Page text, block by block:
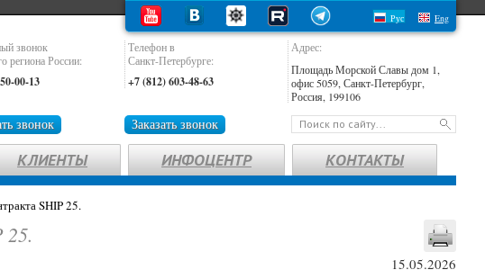
Рус Eng
звонок
региона России:
00-13
Телефон в
Санкт-Петербурге:
+7 (812) 603-48-63
Адрес:
Площадь Морской Славы дом 1,
офис 5059, Санкт-Петербург,
Россия, 199106
звонок Заказать звонок
КЛИЕНТЫ ИНФОЦЕНТР КОНТАКТЫ
SHIP 25.
15.05.2026
25.